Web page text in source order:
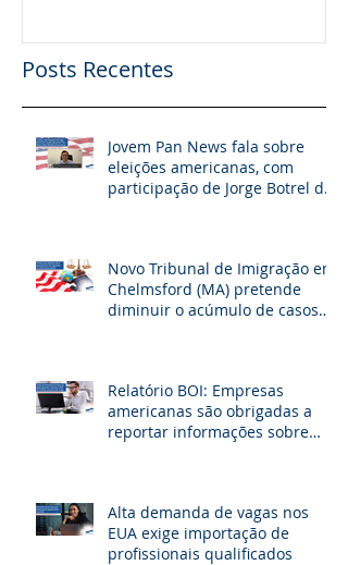
Posts Recentes
Jovem Pan News fala sobre
eleições americanas, com
participação de Jorge Botrel da
Novo Tribunal de Imigração em
Chelmsford (MA) pretende
diminuir o acúmulo de casos
Relatório BOI: Empresas
americanas são obrigadas a
reportar informações sobre
Alta demanda de vagas nos
EUA exige importação de
profissionais qualificados